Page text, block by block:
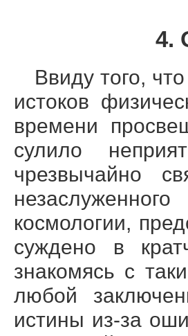
4.
Ввиду того,
истоков
времени
сулило
чрезвычайно
космологии,
суждено в
знакомясь с
любой
истины из-за